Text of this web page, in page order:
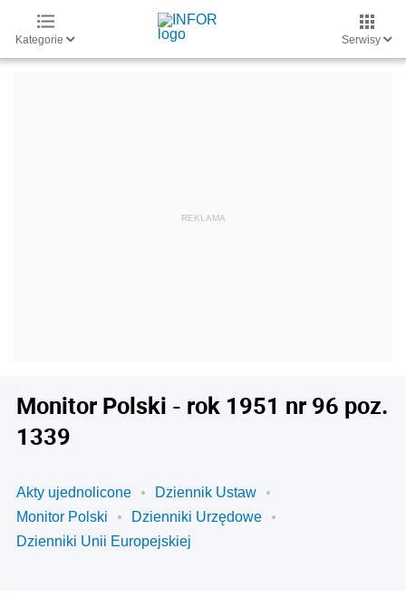
Kategorie Serwisy
Monitor Polski - rok 1951 nr 96 poz.
1339
Akty ujednolicone
Dziennik Ustaw
Monitor Polski
Dzienniki Urzędowe
Dzienniki Unii Europejskiej